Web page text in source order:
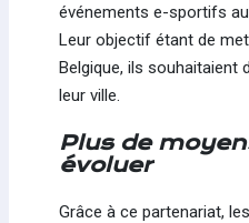
événements e-sportifs
Leur objectif étant de
Belgique, ils souhaitaient
leur ville.
Plus de
évoluer
Grâce à ce partenariat,